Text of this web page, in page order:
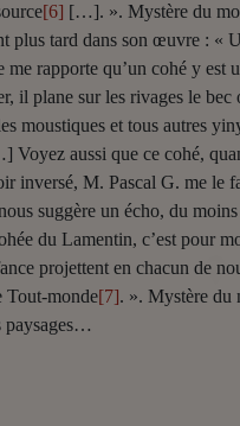
[6] […]. ». Mystère du
plus tard dans son œuvre : «
me rapporte qu’un cohé y est
il plane sur les rivages le bec
moustiques et tous autres
Voyez aussi que ce cohé,
inversé, M. Pascal G. me le
suggère un écho, du
du Lamentin, c’est pour
projettent en chacun de
Tout-monde[7]. ». Mystère du
paysages…